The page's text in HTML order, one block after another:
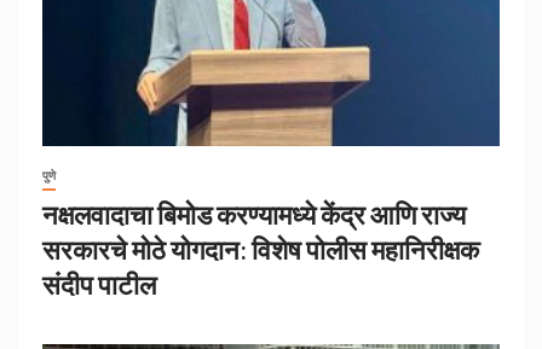
पुणे
नक्षलवादाचा बिमोड करण्यामध्ये केंद्र आणि राज्य
सरकारचे मोठे योगदान: विशेष पोलीस महानिरीक्षक
संदीप पाटील